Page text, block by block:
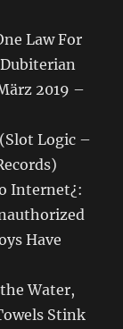
Law For
2019 –
Logic –
Internet¿:
Have
Water,
Stink